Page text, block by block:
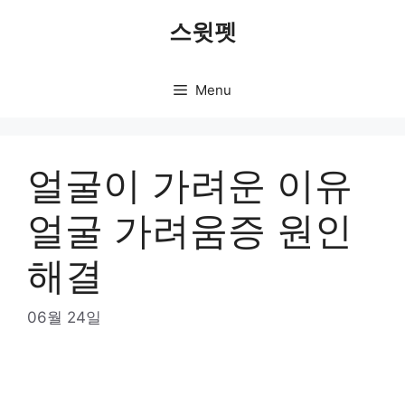
스윗펫
Menu
얼굴이 가려운 이유
얼굴 가려움증 원인
해결
06월 24일